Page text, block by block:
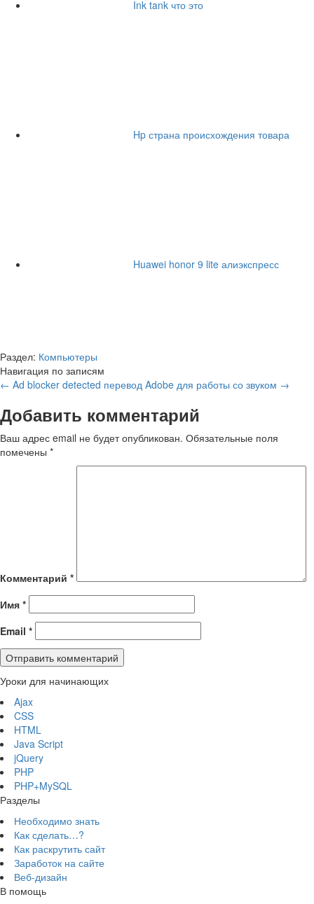
Ink tank что это
Hp страна происхождения товара
Huawei honor 9 lite алиэкспресс
Раздел: Компьютеры
Навигация по записям
← Ad blocker detected перевод Adobe для работы со звуком →
Добавить комментарий
Ваш адрес email не будет опубликован. Обязательные поля
помечены *
Комментарий *
Имя *
Email *
Уроки для начинающих
Ajax
CSS
HTML
Java Script
jQuery
PHP
PHP+MySQL
Разделы
Необходимо знать
Как сделать…?
Как раскрутить сайт
Заработок на сайте
Веб-дизайн
В помощь